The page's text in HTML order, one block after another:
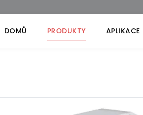
DOMŮ PRODUKTY APLIKACE